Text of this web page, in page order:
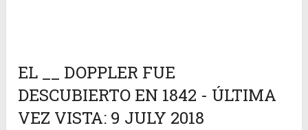
EL __ DOPPLER FUE
DESCUBIERTO EN 1842 - ÚLTIMA
VEZ VISTA: 9 JULY 2018